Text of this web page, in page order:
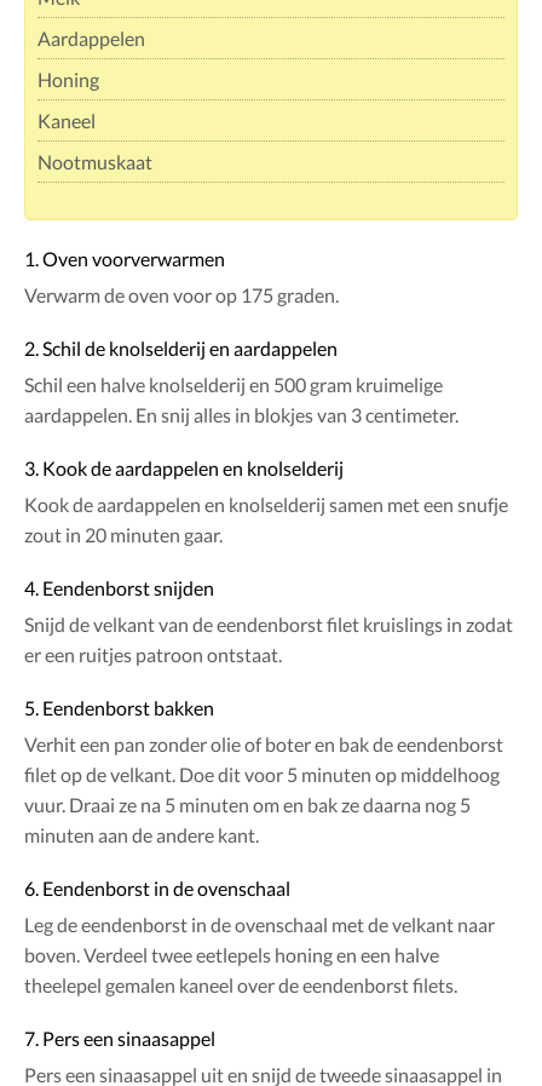
Aardappelen
Honing
Kaneel
Nootmuskaat
1. Oven voorverwarmen
Verwarm de oven voor op 175 graden.
2. Schil de knolselderij en aardappelen
Schil een halve knolselderij en 500 gram kruimelige
aardappelen. En snij alles in blokjes van 3 centimeter.
3. Kook de aardappelen en knolselderij
Kook de aardappelen en knolselderij samen met een snufje
zout in 20 minuten gaar.
4. Eendenborst snijden
Snijd de velkant van de eendenborst filet kruislings in zodat
er een ruitjes patroon ontstaat.
5. Eendenborst bakken
Verhit een pan zonder olie of boter en bak de eendenborst
filet op de velkant. Doe dit voor 5 minuten op middelhoog
vuur. Draai ze na 5 minuten om en bak ze daarna nog 5
minuten aan de andere kant.
6. Eendenborst in de ovenschaal
Leg de eendenborst in de ovenschaal met de velkant naar
boven. Verdeel twee eetlepels honing en een halve
theelepel gemalen kaneel over de eendenborst filets.
7. Pers een sinaasappel
Pers een sinaasappel uit en snijd de tweede sinaasappel in